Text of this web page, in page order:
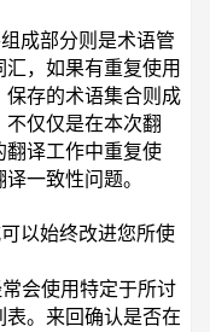
成部分则是术语管
，如果有重复使用
保存的术语集合则成
仅仅是在本次翻
翻译工作中重复使
一致性问题。
以始终改进您所使
会使用特定于所讨
。来回确认是否在